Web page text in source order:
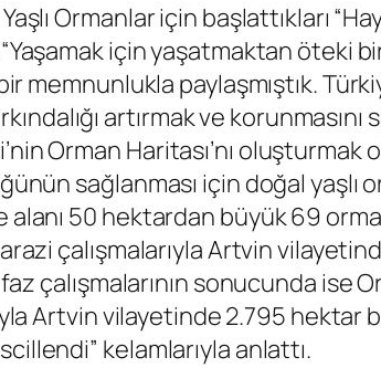
Ormanlar için başlattıkları
için yaşatmaktan öteki
memnunlukla paylaşmıştık.
artırmak ve korunmasını
Orman Haritası’nı oluşturmak
sağlanması için doğal yaşlı
50 hektardan büyük 69
çalışmalarıyla Artvin
çalışmalarının sonucunda ise
Artvin vilayetinde 2.795
kelamlarıyla anlattı.